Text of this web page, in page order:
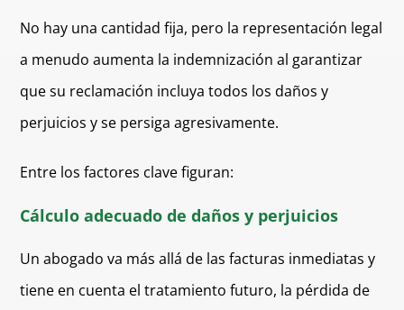
No hay una cantidad fija, pero la representación legal
a menudo aumenta la indemnización al garantizar
que su reclamación incluya todos los daños y
perjuicios y se persiga agresivamente.
Entre los factores clave figuran:
Cálculo adecuado de daños y perjuicios
Un abogado va más allá de las facturas inmediatas y
tiene en cuenta el tratamiento futuro, la pérdida de